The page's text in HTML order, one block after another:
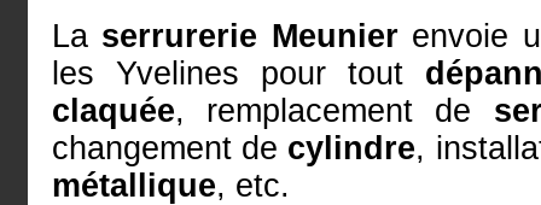
La serrurerie Meunierenvoie
les Yvelines pour tout
claquée, remplacement de
changement de cylindre,
métallique, etc.